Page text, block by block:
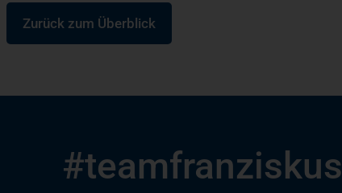
Zurück zum Überblick
#teamfranziskus